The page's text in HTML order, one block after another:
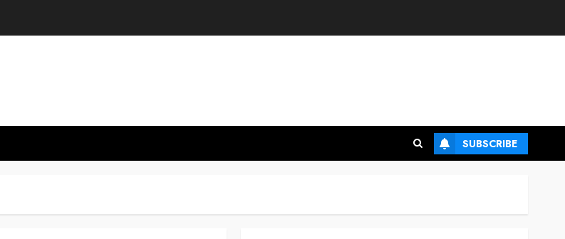
SUBSCRIBE